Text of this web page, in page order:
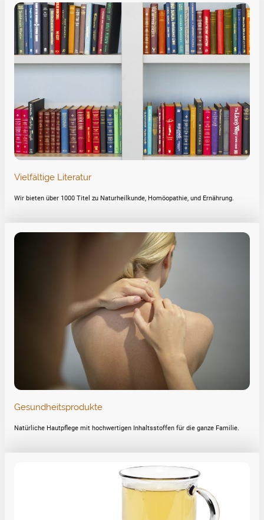
Gesundheitsprodukte
Vielfältige Literatur
Wir bieten über 1000 Titel zu Naturheilkunde, Homöopathie, und Ernährung.
Gesundheitsprodukte
Natürliche Hautpflege mit hochwertigen Inhaltsstoffen für die ganze Familie.